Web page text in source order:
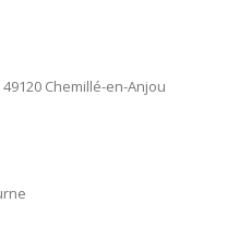
49120 Chemillé-en-Anjou